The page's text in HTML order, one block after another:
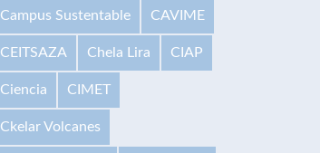
Campus Sustentable CAVIME
CEITSAZA Chela Lira CIAP
Ciencia CIMET
Ckelar Volcanes